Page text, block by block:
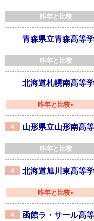
昨年と比較
青森県立青森高等
昨年と比較
北海道札幌南高等
昨年と比較»
4 山形県立山形南高
昨年と比較
4 北海道旭川東高等
昨年と比較»
4 函館ラ・サール高